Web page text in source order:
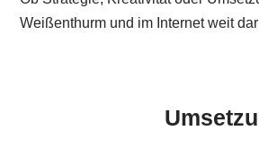
Weißenthurm und im Internet weit